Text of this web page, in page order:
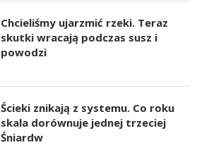
Chcieliśmy ujarzmić rzeki. Teraz
skutki wracają podczas susz i
powodzi
Ścieki znikają z systemu. Co roku
skala dorównuje jednej trzeciej
Śniardw